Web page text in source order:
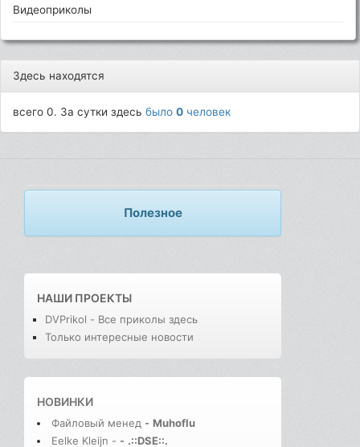
Видеоприколы
Здесь находятся
всего 0. За сутки здесьбыло0 человек
Полезное
НАШИ ПРОЕКТЫ
DVPrikol - Все приколы здесь
Только интересные новости
НОВИНКИ
Файловый менед - Muhoflu
Eelke Kleijn - - .::DSE::.